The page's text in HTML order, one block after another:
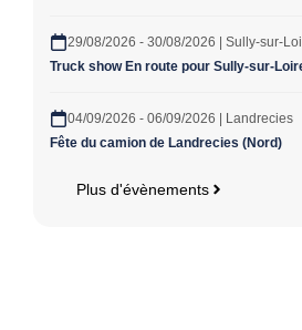
29/08/2026 - 30/08/2026 | Sully-sur-
Truck show En route pour Sully-sur-
04/09/2026 - 06/09/2026 | Landrecies
Fête du camion de Landrecies (Nord)
Plus d'évènements